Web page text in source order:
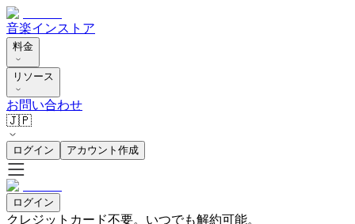
音楽インストア
料金
リソース
お問い合わせ
🇯🇵
ログイン アカウント作成
ログイン
クレジットカード不要。いつでも解約可能。